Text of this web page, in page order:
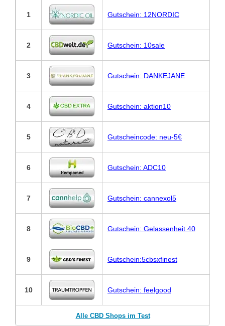
1 Gutschein: 12NORDIC
2 Gutschein: 10sale
3 Gutschein: DANKEJANE
4 Gutschein: aktion10
5 Gutscheincode: neu-5€
6 Gutschein: ADC10
7 Gutschein: cannexol5
8 Gutschein: Gelassenheit 40
9 Gutschein:5cbsxfinest
10 Gutschein: feelgood
Alle CBD Shops im Test